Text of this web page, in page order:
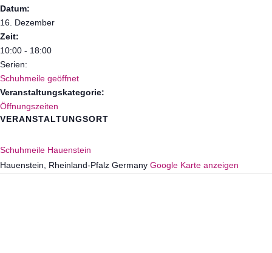
Datum:
16. Dezember
Zeit:
10:00 - 18:00
Serien:
Schuhmeile geöffnet
Veranstaltungskategorie:
Öffnungszeiten
VERANSTALTUNGSORT
Schuhmeile Hauenstein
Hauenstein, Rheinland-Pfalz Germany Google Karte anzeigen